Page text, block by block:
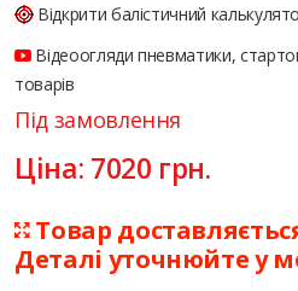
Відкрити балістичний
Відеоогляди пневматики,
товарів
Під замовлення
Ціна: 7020 грн.
Товар
Деталі уточнюйте у